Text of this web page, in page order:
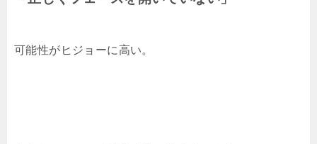
可能性がヒジョーに高い。